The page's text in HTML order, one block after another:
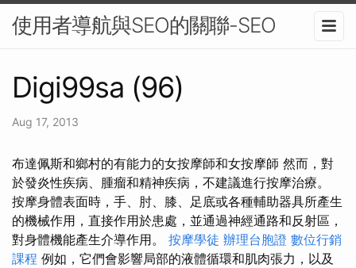
使用者導航與SEO的關聯-SEO
Digi99sa (96)
Aug 17, 2013
布達佩斯和鄉村的有能力的女按摩師和女按摩師 然而，對
於發炎性疾病、腫瘤和精神疾病，不建議進行按摩治療。
按摩身體表面時，手、肘、膝、足底或各種輔助器具所產生
的機械作用，直接作用於患處，並通過神經通路和反射區，
對身體機能產生介導作用。 按摩學徒 辦理台胞證 數位行銷
課程 例如，它們會影響局部的液體循環和肌肉張力，以及